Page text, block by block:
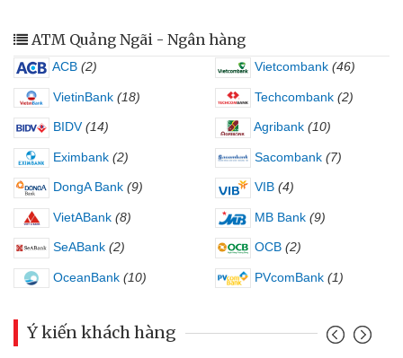
ATM Quảng Ngãi - Ngân hàng
ACB (2) Vietcombank (46)
VietinBank (18) Techcombank (2)
BIDV (14) Agribank (10)
Eximbank (2) Sacombank (7)
DongA Bank (9) VIB (4)
VietABank (8) MB Bank (9)
SeABank (2) OCB (2)
OceanBank (10) PVcomBank (1)
Ý kiến khách hàng